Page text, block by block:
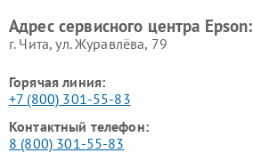
Адрес сервисного центра Epson:
г. Чита, ул. Журавлёва, 79
Горячая линия:
+7 (800) 301-55-83
Контактный телефон:
8 (800) 301-55-83